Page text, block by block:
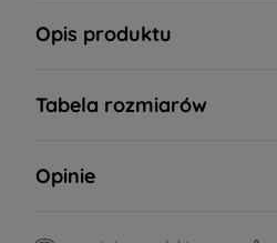
Opis produktu
Tabela rozmiarów
Opinie